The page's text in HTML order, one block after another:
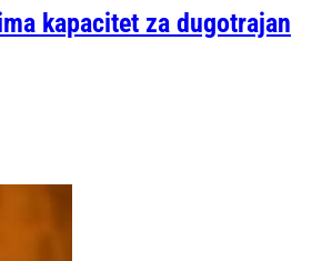
kapacitet za dugotrajan